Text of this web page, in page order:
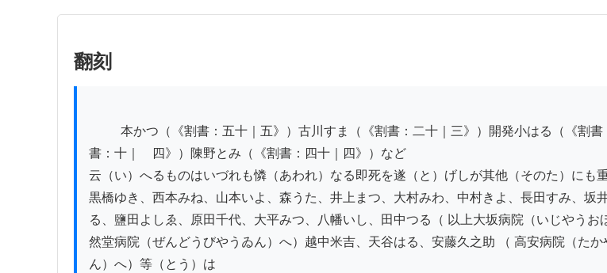
翻刻
書：十｜　四》）陳野とみ（《割書：四十｜四》）など
云（い）へるものはいづれも憐（あわれ）なる即死を遂（と）げしが其他（そのた）にも
黒橋ゆき、西本みね、山本いよ、森うた、井上まつ、大村みわ、中村きよ、長田すみ、坂
る、鹽田よしゑ、原田千代、大平みつ、八幡いし、田中つる（ 以上大坂病院（いじやうお
然堂病院（ぜんどうびやうゐん）へ）越中米吉、天谷はる、安藤久之助 （ 高安病院（た
ん）へ）等（とう）は